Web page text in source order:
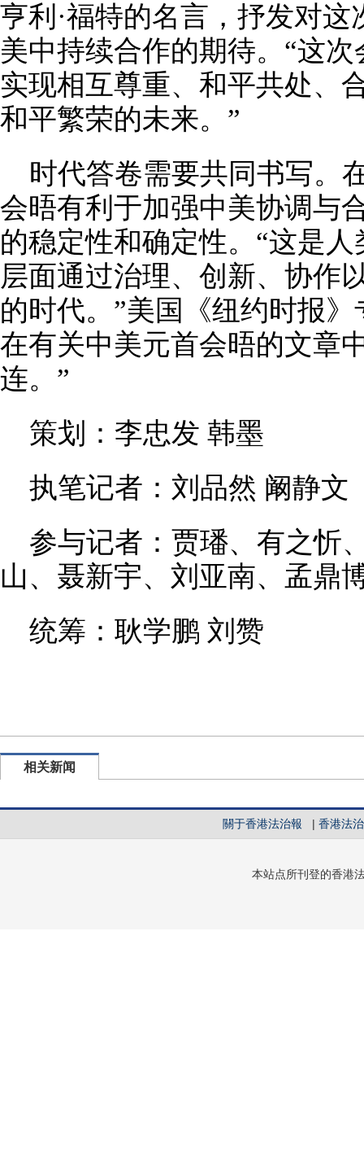
亨利·福特的名言，抒发对
美中持续合作的期待。“这
实现相互尊重、和平共处、
和平繁荣的未来。”
时代答卷需要共同书写。
会晤有利于加强中美协调与
的稳定性和确定性。“这是
层面通过治理、创新、协作
的时代。”美国《纽约时报
在有关中美元首会晤的文章
连。”
策划：李忠发 韩墨
执笔记者：刘品然 阚静文
参与记者：贾璠、有之忻
山、聂新宇、刘亚南、孟鼎
统筹：耿学鹏 刘赞
相关新闻
關于香港法治報 | 香港法
本站点所刊登的香港